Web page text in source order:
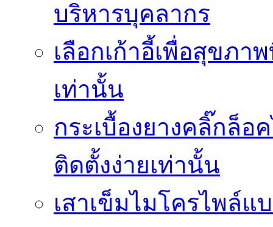
บริหารบุคลากร
เลือกเก้าอี้เพื่อสุขภา
เท่านั้น
กระเบื้องยางคลิ๊กล็อ
ติดตั้งง่ายเท่านั้น
เสาเข็มไมโครไพล์